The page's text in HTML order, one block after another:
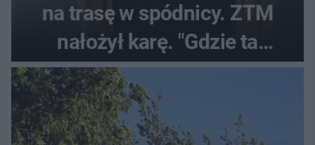
na trasę w spódnicy. ZTM
nałożył karę. "Gdzie ta
tolerancja?"